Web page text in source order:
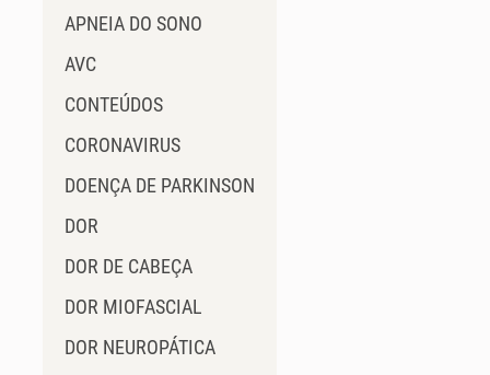
APNEIA DO SONO
AVC
CONTEÚDOS
CORONAVIRUS
DOENÇA DE PARKINSON
DOR
DOR DE CABEÇA
DOR MIOFASCIAL
DOR NEUROPÁTICA